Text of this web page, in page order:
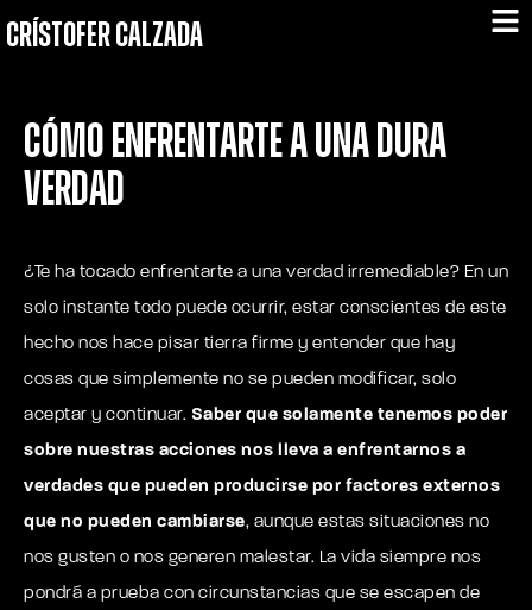
CRÍSTOFER CALZADA
Cómo enfrentarte a una dura
verdad
¿Te ha tocado enfrentarte a una verdad irremediable? En un
solo instante todo puede ocurrir, estar conscientes de este
hecho nos hace pisar tierra firme y entender que hay
cosas que simplemente no se pueden modificar, solo
aceptar y continuar. Saber que solamente tenemos poder
sobre nuestras acciones nos lleva a enfrentarnos a
verdades que pueden producirse por factores externos
que no pueden cambiarse, aunque estas situaciones no
nos gusten o nos generen malestar. La vida siempre nos
pondrá a prueba con circunstancias que se escapen de